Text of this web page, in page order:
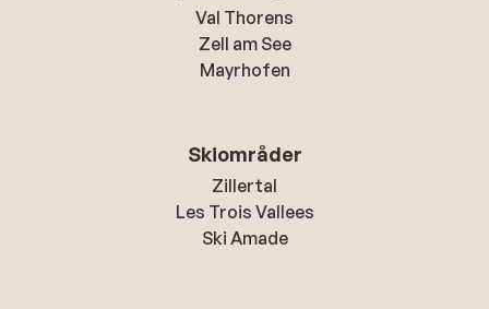
Val Thorens
Zell am See
Mayrhofen
Skiområder
Zillertal
Les Trois Vallees
Ski Amade